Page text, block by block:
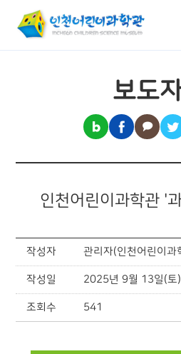
보도
인천어린이과학관 '
작성자 관리자(인천어린이과
작성일 2025년 9월 13일(
조회수 541